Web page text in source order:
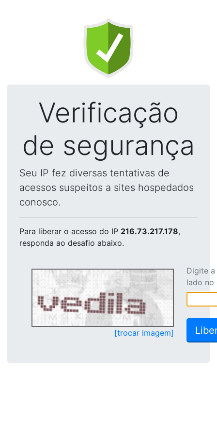
Verificação
de segurança
Seu IP fez diversas tentativas de
acessos suspeitos a sites hospedados
conosco.
Para liberar o acesso do IP 216.73.217.178,
responda ao desafio abaixo.
[trocar imagem]
Digite
lado no